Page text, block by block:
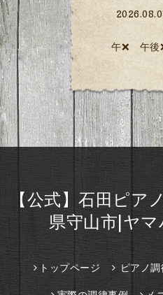
午❌ 午後
【公式】石田ピア
県守山市|ヤ
トップページ ピアノ調